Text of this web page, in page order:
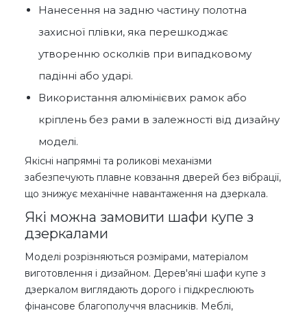
Нанесення на задню частину полотна
захисної плівки, яка перешкоджає
утворенню осколків при випадковому
падінні або ударі.
Використання алюмінієвих рамок або
кріплень без рами в залежності від дизайну
моделі.
Якісні напрямні та роликові механізми
забезпечують плавне ковзання дверей без вібрації,
що знижує механічне навантаження на дзеркала.
Які можна замовити шафи купе з
дзеркалами
Моделі розрізняються розмірами, матеріалом
виготовлення і дизайном. Дерев'яні шафи купе з
дзеркалом виглядають дорого і підкреслюють
фінансове благополуччя власників. Меблі,